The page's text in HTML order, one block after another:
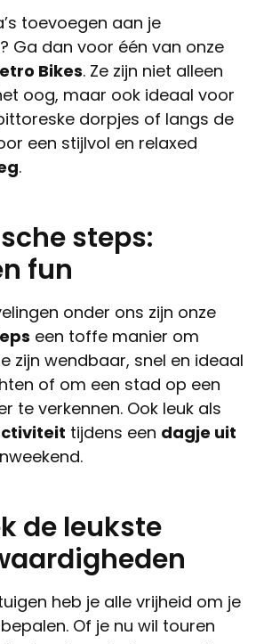
toevoegen aan je
Ga dan voor één van onze
Bikes. Ze zijn niet alleen
oog, maar ook ideaal voor
dorpjes of langs de
een stijlvol en relaxed
.
steps:
fun
onder ons zijn onze
een toffe manier om
zijn wendbaar, snel en ideaal
of om een stad op een
te verkennen. Ook leuk als
tijdens een dagje uit
de leukste
heb je alle vrijheid om je
Of je nu wil touren